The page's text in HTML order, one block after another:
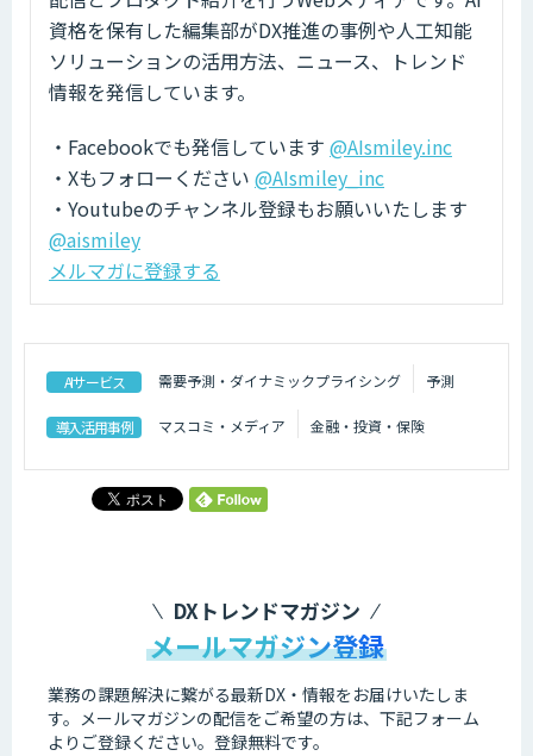
資格を保有した編集部がDX推進の事例や人工知能
ソリューションの活用方法、ニュース、トレンド
情報を発信しています。
・Facebookでも発信しています @AIsmiley.inc
・Xもフォローください @AIsmiley_inc
・Youtubeのチャンネル登録もお願いいたします
@aismiley
メルマガに登録する
AIサービス 需要予測・ダイナミックプライシング 予測
導入活用事例 マスコミ・メディア 金融・投資・保険
DXトレンドマガジン
メールマガジン登録
業務の課題解決に繋がる最新DX・情報をお届けいたしま
す。 メールマガジンの配信をご希望の方は、下記フォーム
よりご登録ください。登録無料です。